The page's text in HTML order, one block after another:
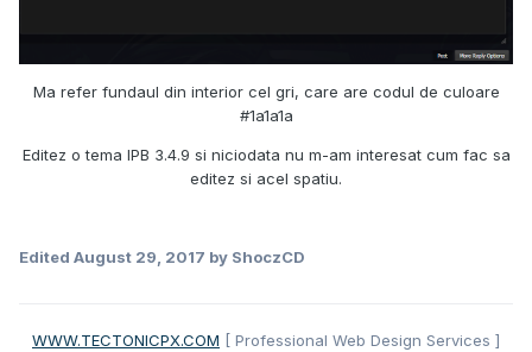
Ma refer fundaul din interior cel gri, care are codul de culoare
#1a1a1a
Editez o tema IPB 3.4.9 si niciodata nu m-am interesat cum fac sa
editez si acel spatiu.
Edited August 29, 2017 by ShoczCD
WWW.TECTONICPX.COM [ Professional Web Design Services ]